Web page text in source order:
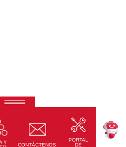
Y
CONTÁCTENOS
PORTAL
DE